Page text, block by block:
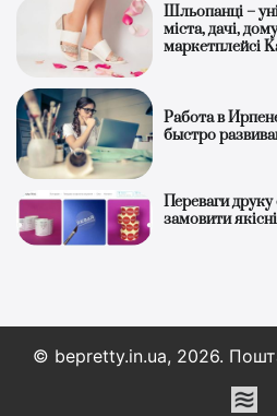
Шльопанці –
міста, дачі,
маркетплейсі
Работа в
быстро
Переваги друку
замовити
© bepretty.in.ua, 2026.